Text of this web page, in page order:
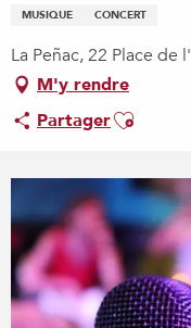
MUSIQUE CONCERT
La Peñac, 22 Place
M'y rendre
PartagerAjouter